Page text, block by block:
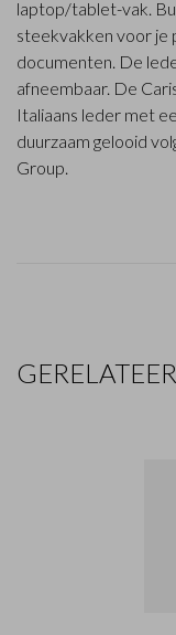
laptop/tablet-vak.
steekvakken voor je
documenten. De
afneembaar. De
Italiaans leder met
duurzaam gelooid
Group.